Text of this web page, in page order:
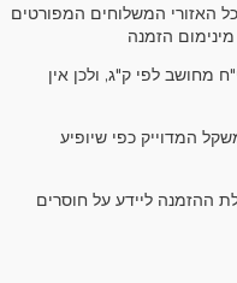
לזכרון יעקב הינה 15 ש“ח לכל האזורי המשלוחים המפורטים
מחושב לפי ק"ג, ולכן אין
המדוייק כפי שיופיע
ההזמנה ליידע על חוסרים